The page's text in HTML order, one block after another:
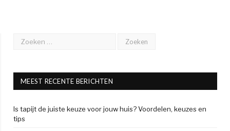
MEEST RECENTE BERICHTEN
Is tapijt de juiste keuze voor jouw huis? Voordelen, keuzes en
tips